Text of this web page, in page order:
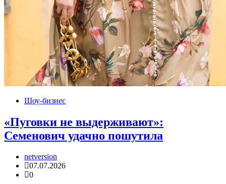
Шоу-бизнес
«Пуговки не выдерживают»:
Семенович удачно пошутила
netversion
07.07.2026
0